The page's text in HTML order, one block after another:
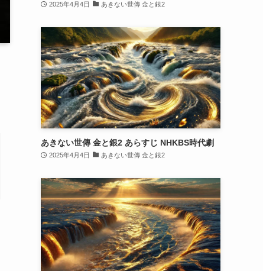
2025年4月4日 あきない世傳 金と銀2
あきない世傳 金と銀2 あらすじ NHKBS時代劇
2025年4月4日 あきない世傳 金と銀2